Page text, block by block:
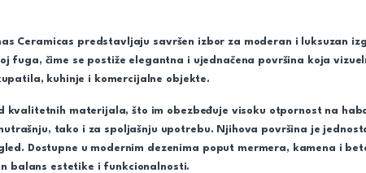
Ceramicas predstavljaju savršen izbor za moderan i luksuzan
fuga, čime se postiže elegantna i ujednačena površina koja
kuhinje i komercijalne objekte.
kvalitetnih materijala, što im obezbeđuje visoku otpornost na
tako i za spoljašnju upotrebu. Njihova površina je
Dostupne u modernim dezenima poput mermera, kamena i
balans estetike i funkcionalnosti.